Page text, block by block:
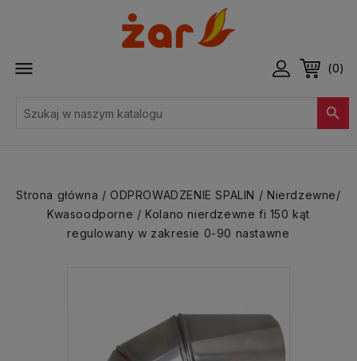
 (0)

Strona główna ODPROWADZENIE SPALIN
Nierdzewne/
Kwasoodporne
Kolano nierdzewne fi 150 kąt
regulowany w zakresie 0-90 nastawne